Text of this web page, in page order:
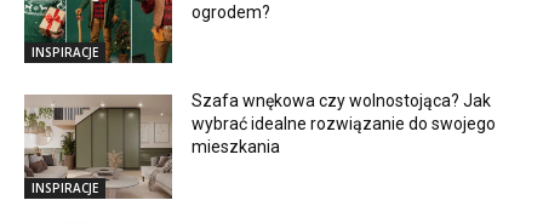
INSPIRACJE
ogrodem?
INSPIRACJE
Szafa wnękowa czy wolnostojąca? Jak
wybrać idealne rozwiązanie do swojego
mieszkania